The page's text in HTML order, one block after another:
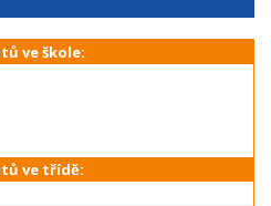
ve škole:
ve třídě: